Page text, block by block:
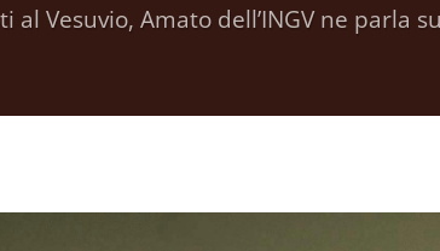
al Vesuvio, Amato dell’INGV ne parla